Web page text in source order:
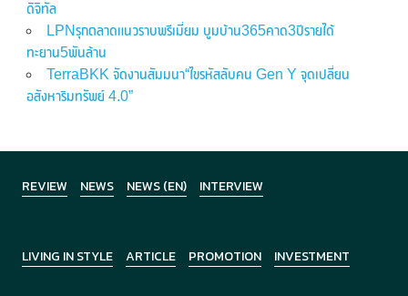
ดิจิทัล
LPNรุกตลาดแนวราบพรีเมี่ยม บูมบ้าน365คาด3ปีรายได้
ทะยาน5พันล้าน
TerraBKK จัดงานสัมมนา“ไขรหัสลับคน Gen Y จุดเปลี่ยน
อสังหาริมทรัพย์ 4.0”
REVIEW NEWS NEWS (EN) INTERVIEW
LIVING IN STYLE ARTICLE PROMOTION INVESTMENT